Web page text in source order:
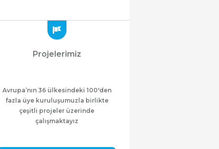
Zajednica Crnogoraca u Albaniji “ZCGA” -
Meshet Türkleri Cemiyeti Azerbaycan’da
“VATAN”
"Vatan" Public Union of Ahiska Turks living in
Azerbaijan
Projelerimiz
Avrupa’nın 36 ülkesindeki 100'den
fazla üye kuruluşumuzla birlikte
çeşitli projeler üzerinde
çalışmaktayız